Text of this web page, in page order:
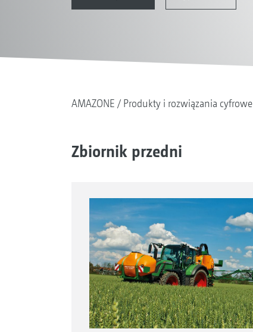
AMAZONE Produkty i rozwiązania cyfrowe
Zbiornik przedni